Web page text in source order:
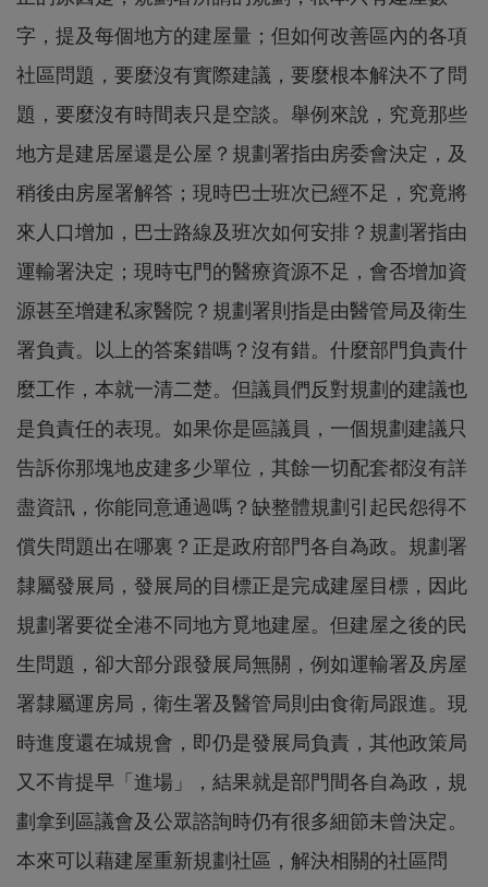
字，提及每個地方的建屋量；但如何改善區內的各項
社區問題，要麼沒有實際建議，要麼根本解決不了問
題，要麼沒有時間表只是空談。舉例來說，究竟那些
地方是建居屋還是公屋？規劃署指由房委會決定，及
稍後由房屋署解答；現時巴士班次已經不足，究竟將
來人口增加，巴士路線及班次如何安排？規劃署指由
運輸署決定；現時屯門的醫療資源不足，會否增加資
源甚至增建私家醫院？規劃署則指是由醫管局及衛生
署負責。以上的答案錯嗎？沒有錯。什麼部門負責什
麼工作，本就一清二楚。但議員們反對規劃的建議也
是負責任的表現。如果你是區議員，一個規劃建議只
告訴你那塊地皮建多少單位，其餘一切配套都沒有詳
盡資訊，你能同意通過嗎？缺整體規劃引起民怨得不
償失問題出在哪裏？正是政府部門各自為政。規劃署
隸屬發展局，發展局的目標正是完成建屋目標，因此
規劃署要從全港不同地方覓地建屋。但建屋之後的民
生問題，卻大部分跟發展局無關，例如運輸署及房屋
署隸屬運房局，衛生署及醫管局則由食衛局跟進。現
時進度還在城規會，即仍是發展局負責，其他政策局
又不肯提早「進場」，結果就是部門間各自為政，規
劃拿到區議會及公眾諮詢時仍有很多細節未曾決定。
本來可以藉建屋重新規劃社區，解決相關的社區問